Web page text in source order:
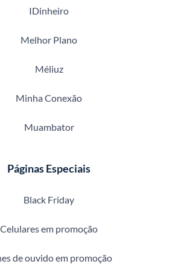
IDinheiro
Melhor Plano
Méliuz
Minha Conexão
Muambator
Páginas Especiais
Black Friday
Celulares em promoção
de ouvido em promoção